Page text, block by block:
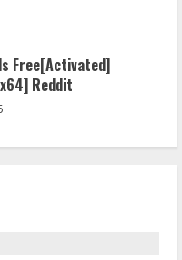
Free[Activated]
Reddit